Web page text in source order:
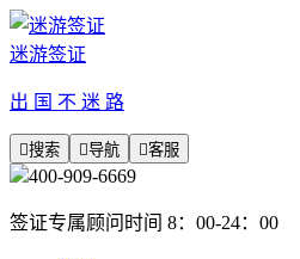
迷游签证
出 国 不 迷 路
搜索 导航 客服
400-909-6669
签证专属顾问时间 8：00-24：00